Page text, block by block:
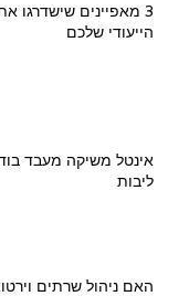
3 מאפיינים שישדרגו
הייעודי שלכם
ליבות
האם ניהול שרתים